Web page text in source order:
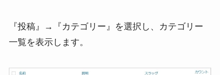
『投稿』→『カテゴリー』を選択し、カテゴリー
一覧を表示します。